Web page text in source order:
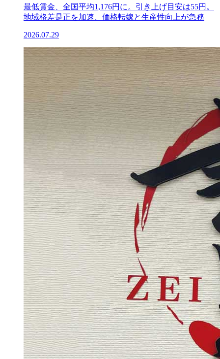
最低賃金、全国平均1,176円に。引き上げ目安は55円。
地域格差是正を加速、価格転嫁と生産性向上が急務
2026.07.29